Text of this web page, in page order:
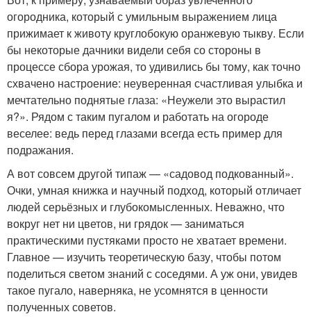
огородника, который с умильным выражением лица
прижимает к животу круглобокую оранжевую тыкву. Если
бы некоторые дачники видели себя со стороны в
процессе сбора урожая, то удивились бы тому, как точно
схвачено настроение: неуверенная счастливая улыбка и
мечтательно поднятые глаза: «Неужели это вырастил
я?». Рядом с таким пугалом и работать на огороде
веселее: ведь перед глазами всегда есть пример для
подражания.
А вот совсем другой типаж — «садовод подкованный».
Очки, умная книжка и научный подход, который отличает
людей серьёзных и глубокомысленных. Неважно, что
вокруг нет ни цветов, ни грядок — заниматься
практическими пустяками просто не хватает времени.
Главное — изучить теоретическую базу, чтобы потом
поделиться светом знаний с соседями. А уж они, увидев
такое пугало, наверняка, не усомнятся в ценности
полученных советов.